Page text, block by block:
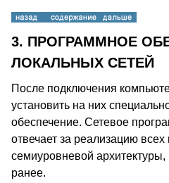
3. ПРОГРАММНОЕ
ЛОКАЛЬНЫХ СЕТЕЙ
После подключения
установить на них
обеспечение. Сетевое
отвечает за реализацию
семиуровневой
ранее.